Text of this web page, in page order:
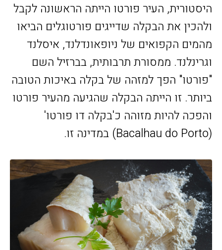
היסטורית, העיר פורטו הייתה הראשונה לקבל
ולהכין את הבקלה שדייגים פורטוגלים הביאו
מהמים הקפואים של ניופאונדלנד, איסלנד
וגרינלנד. ממסורת תרבותית, בברזיל השם
"פורטו" הפך למזהה של בקלה באיכות הטובה
ביותר. זו הייתה הבקלה שהגיעה מהעיר פורטו
והפכה להיות מזוהה כ'בקלה דו פורטו'
(Bacalhau do Porto) במדינה זו.